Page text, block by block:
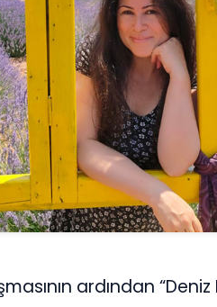
ardından